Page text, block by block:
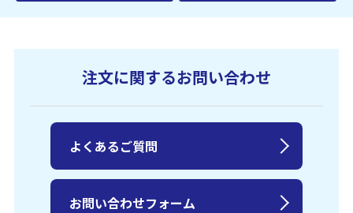
注文に関するお問い合わせ
よくあるご質問
お問い合わせフォーム